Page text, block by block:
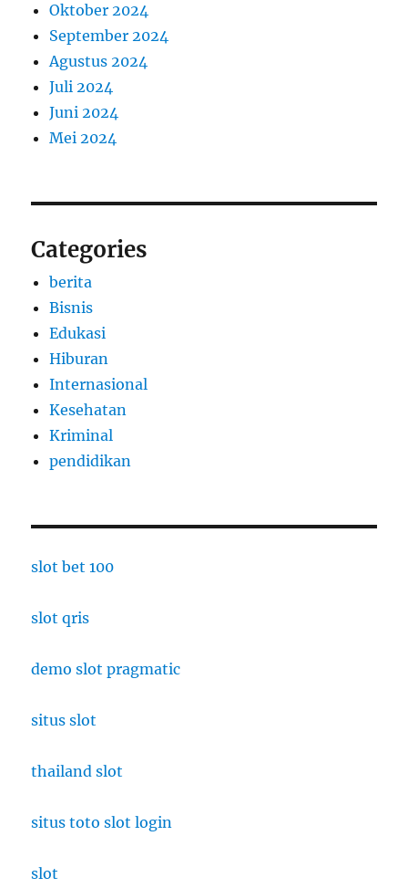
Oktober 2024
September 2024
Agustus 2024
Juli 2024
Juni 2024
Mei 2024
Categories
berita
Bisnis
Edukasi
Hiburan
Internasional
Kesehatan
Kriminal
pendidikan
slot bet 100
slot qris
demo slot pragmatic
situs slot
thailand slot
situs toto slot login
slot